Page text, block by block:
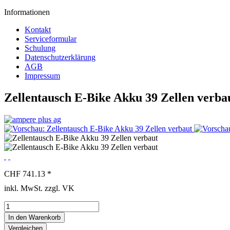
Informationen
Kontakt
Serviceformular
Schulung
Datenschutzerklärung
AGB
Impressum
Zellentausch E-Bike Akku 39 Zellen
CHF 741.13 *
inkl. MwSt. zzgl. VK
In den Warenkorb
Vergleichen